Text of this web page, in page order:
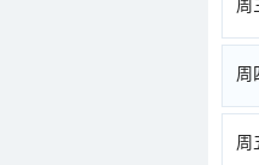
周
周
周